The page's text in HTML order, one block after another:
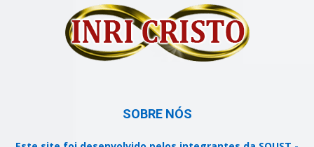
SOBRE NÓS